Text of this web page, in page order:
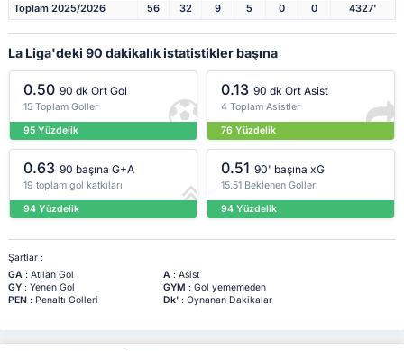
Toplam 2025/2026 56 32 9 5 0 0 4327'
La Liga'deki 90 dakikalık istatistikler başına
0.50 90 dk Ort Gol
15 Toplam Goller
95 Yüzdelik
0.13 90 dk Ort Asist
4 Toplam Asistler
76 Yüzdelik
0.63 90 başına G+A
19 toplam gol katkıları
94 Yüzdelik
0.51 90' başına xG
15.51 Beklenen Goller
94 Yüzdelik
Şartlar :
GA: Atılan Gol A: Asist
GY: Yenen Gol GYM : Gol yememeden
PEN: Penaltı Golleri Dk': Oynanan Dakikalar